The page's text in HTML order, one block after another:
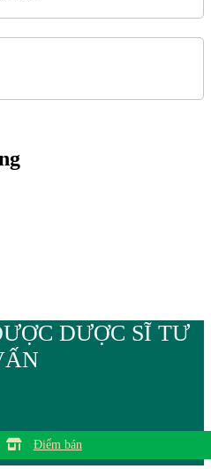
Điểm bán
DƯỢC SĨ TƯ